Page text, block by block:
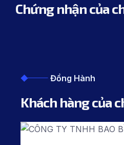
Chứng nhận của
Đồng Hành
Khách hàng của